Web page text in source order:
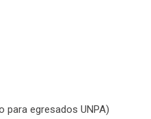
egresados UNPA)